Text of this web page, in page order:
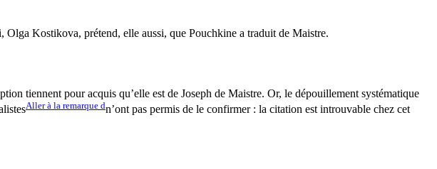
Olga Kostikova, prétend, elle aussi, que Pouchkine a traduit de Maistre.
tiennent pour acquis qu’elle est de Joseph de Maistre. Or, le dépouillement systématique
Aller à la remarque dn’ont pas permis de le confirmer : la citation est introuvable chez cet